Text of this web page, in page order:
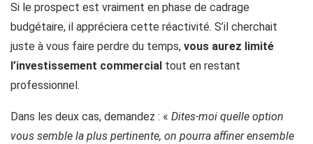
Si le prospect est vraiment en phase de cadrage
budgétaire, il appréciera cette réactivité. S’il cherchait
juste à vous faire perdre du temps, vous aurez limité
l’investissement commercial tout en restant
professionnel.
Dans les deux cas, demandez : « Dites-moi quelle option
vous semble la plus pertinente, on pourra affiner ensemble